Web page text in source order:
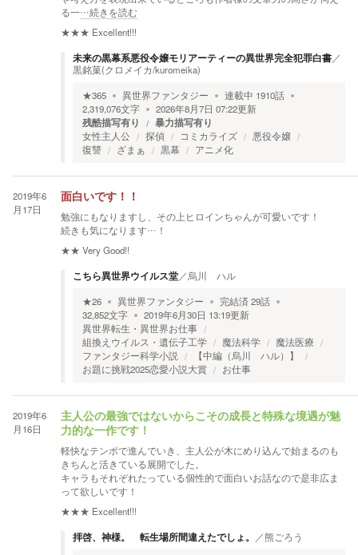
る一…続きを読む
★★★ Excellent!!!
未来の黒幕系悪役令嬢モリアーティーの異世界完全犯罪白書／
黒銘菓(クロメイカ/kuromeika)
★365 異世界ファンタジー 連載中 1910話
2,319,076文字 2026年8月7日 07:22更新
残酷描写有り 暴力描写有り
女性主人公 探偵 コミカライズ
悪役令嬢
復讐
ざまぁ 黒幕 アニメ化
2019年6
月17日
面白いです！！
勉強にもなりますし、その上ヒロインちゃんが可愛いです！
続きも気になります…！
★★ Very Good!!
こちら異世界ウイルス堂／烏川 ハル
★26 異世界ファンタジー 完結済29話
32,852文字 2019年6月30日 13:19更新
異世界転生・異世界お仕事
組換えウイルス・遺伝子工学
魔法科学
魔法医療
ファンタジー科学小説
【中編（烏川 ハル）】
お題に挑戦2025恋愛小説大賞
お仕事
2019年6
月16日
主人公の最強ではないからこその成長と特殊な境遇が魅
力的な一作です！
軽快なテンポで進んでいき、主人公が木にめり込んで始まるのも
きちんと活きている展開でした。
キャラもそれぞれたっている個性的で面白いお話なので是非広ま
って欲しいです！
★★★ Excellent!!!
拝啓、神様。 転生場所間違えたでしょ。 ／熊ごろう